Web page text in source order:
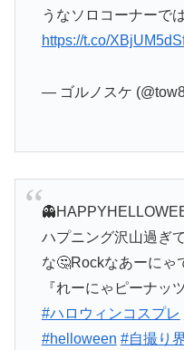
うなソロコーナーで
https://t.co/
— ゴルノスケ
ハプニング沢山過ぎ
な🤔Rockなあーにゃ
『れーにゃピーナッ
#ハロウィンコスプレ
#helloween #自撮り